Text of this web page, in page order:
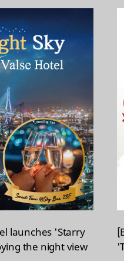
launches 'Starry
the night view